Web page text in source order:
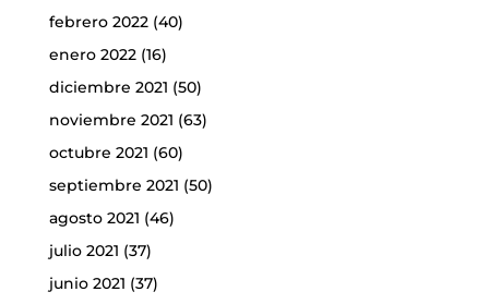
febrero 2022(40)
enero 2022(16)
diciembre 2021 (50)
noviembre 2021 (63)
octubre 2021 (60)
septiembre 2021 (50)
agosto 2021 (46)
julio 2021 (37)
junio 2021 (37)